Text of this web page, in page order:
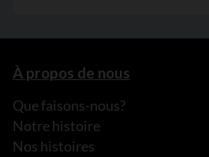
À propos de nous
Que faisons-nous?
Notre histoire
Nos histoires